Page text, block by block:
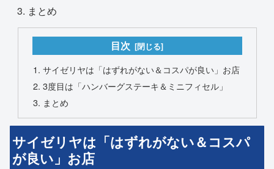
まとめ
目次
サイゼリヤは「はずれがない＆コスパが良い」お店
3度目は「ハンバーグステーキ＆ミニフィセル」
まとめ
サイゼリヤは「はずれがない＆コスパ
が良い」お店